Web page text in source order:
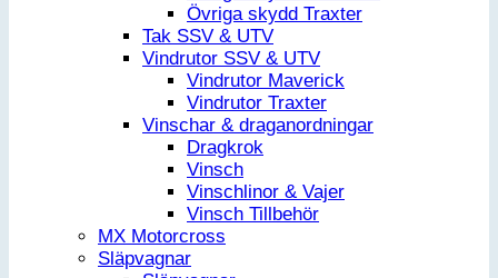
Övriga skydd Traxter
Tak SSV & UTV
Vindrutor SSV & UTV
Vindrutor Maverick
Vindrutor Traxter
Vinschar & draganordningar
Dragkrok
Vinsch
Vinschlinor & Vajer
Vinsch Tillbehör
MX Motorcross
Släpvagnar